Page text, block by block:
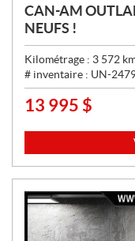
CAN-AM
NEUFS !
Kilométrage : 3 572
# inventaire : UN-
P
X
:
13 995 $